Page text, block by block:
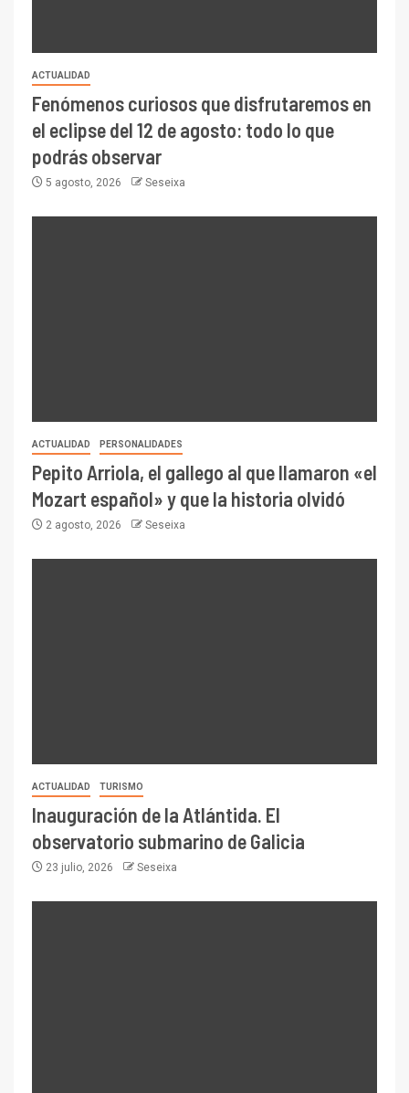
ACTUALIDAD
Fenómenos curiosos que disfrutaremos en
el eclipse del 12 de agosto: todo lo que
podrás observar
5 agosto, 2026 Seseixa
ACTUALIDAD PERSONALIDADES
Pepito Arriola, el gallego al que llamaron «el
Mozart español» y que la historia olvidó
2 agosto, 2026 Seseixa
ACTUALIDAD TURISMO
Inauguración de la Atlántida. El
observatorio submarino de Galicia
23 julio, 2026 Seseixa